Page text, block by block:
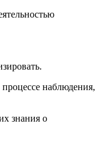
наблюдения,
знания о